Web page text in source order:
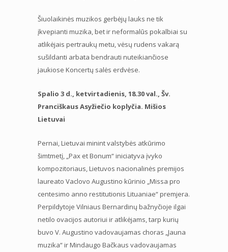
Šiuolaikinės muzikos gerbėjų lauks ne tik
įkvepianti muzika, bet ir neformalūs pokalbiai su
atlikėjais pertraukų metu, vėsų rudens vakarą
sušildanti arbata bendrauti nuteikiančiose
jaukiose Koncertų salės erdvėse.
Spalio 3 d., ketvirtadienis, 18.30 val., Šv.
Pranciškaus Asyžiečio koplyčia. Mišios
Lietuvai
Pernai, Lietuvai minint valstybės atkūrimo
šimtmetį, „Pax et Bonum“ iniciatyva įvyko
kompozitoriaus, Lietuvos nacionalinės premijos
laureato Vaclovo Augustino kūrinio „Missa pro
centesimo anno restitutionis Lituaniae“ premjera.
Perpildytoje Vilniaus Bernardinų bažnyčioje ilgai
netilo ovacijos autoriui ir atlikėjams, tarp kurių
buvo V. Augustino vadovaujamas choras „Jauna
muzika“ ir Mindaugo Bačkaus vadovaujamas